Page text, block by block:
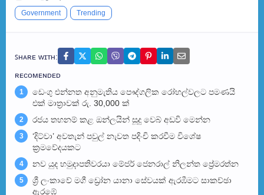
Government Trending
ꜱʜᴀʀᴇ ᴡɪᴛʜ:
ʀᴇᴄᴏᴍᴇɴᴅᴇᴅ
1
ඩෙංගු එන්නත අනුමැතිය පෞද්ගලික රෝහල්වලට පමණයි
එක් මාත්‍රාවක් රු. 30,000 ක්
2 රජය තහනම් කළ ඔන්ලයින් සූදු වෙබ් අඩවි මෙන්න
3
‘දිට්වා’ අවතැන් පවුල් නැවත පදිංචි කරවීම විශේෂ
ක්‍රමවේදයකට
4 නව යුද හමුදාපතිවරයා මේජර් ජෙනරාල් නිලන්ත ප්‍රේමරත්න
5
ශ්‍රී ලංකාවේ මගී ඩ්‍රෝන යානා සේවයක් ඇරඹීමට සාකච්ඡා
ඇරඹේ